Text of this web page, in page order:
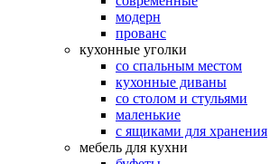
модерн
прованс
кухонные уголки
со спальным местом
кухонные диваны
со столом и стульями
маленькие
с ящиками для хранения
мебель для кухни